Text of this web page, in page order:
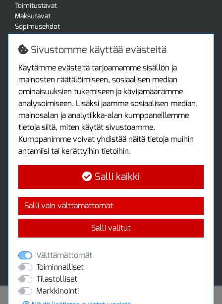
Toimitustavat
Maksutavat
Sopimusehdot
Turvallista ostamista
Jälleenmyyjille
Tax free / verovapaa myynti
Asiakastilini
Asiakastili
Luo tili
Kirjaudu sisään
Ota yhteyttä
Protools Oy
Tuottajankatu 13
Uutiskirje
Tilaa maksuton uutiskirjeemme
Sivustomme käyttää evästeitä
Käytämme evästeitä tarjoamamme sisällön ja
mainosten räätälöimiseen, sosiaalisen median
ominaisuuksien tukemiseen ja kävijämäärämme
analysoimiseen. Lisäksi jaamme sosiaalisen median,
mainosalan ja analytiikka-alan kumppaneillemme
tietoja siitä, miten käytät sivustoamme.
Kumppanimme voivat yhdistää näitä tietoja muihin
antamiisi tai kerättyihin tietoihin.
Salli kaikki
Salli vain välttämättömät
Salli valitut
Välttämättömät
Toiminnalliset
Tilastolliset
Markkinointi